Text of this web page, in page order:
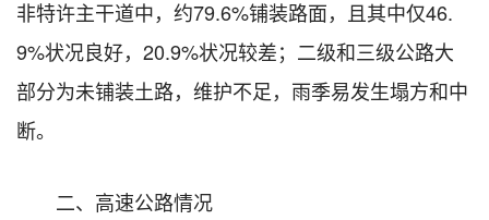
非特许主干道中，约79.6%铺装路面，且其中仅46.
9%状况良好，20.9%状况较差；二级和三级公路大
部分为未铺装土路，维护不足，雨季易发生塌方和中
断。
二、高速公路情况